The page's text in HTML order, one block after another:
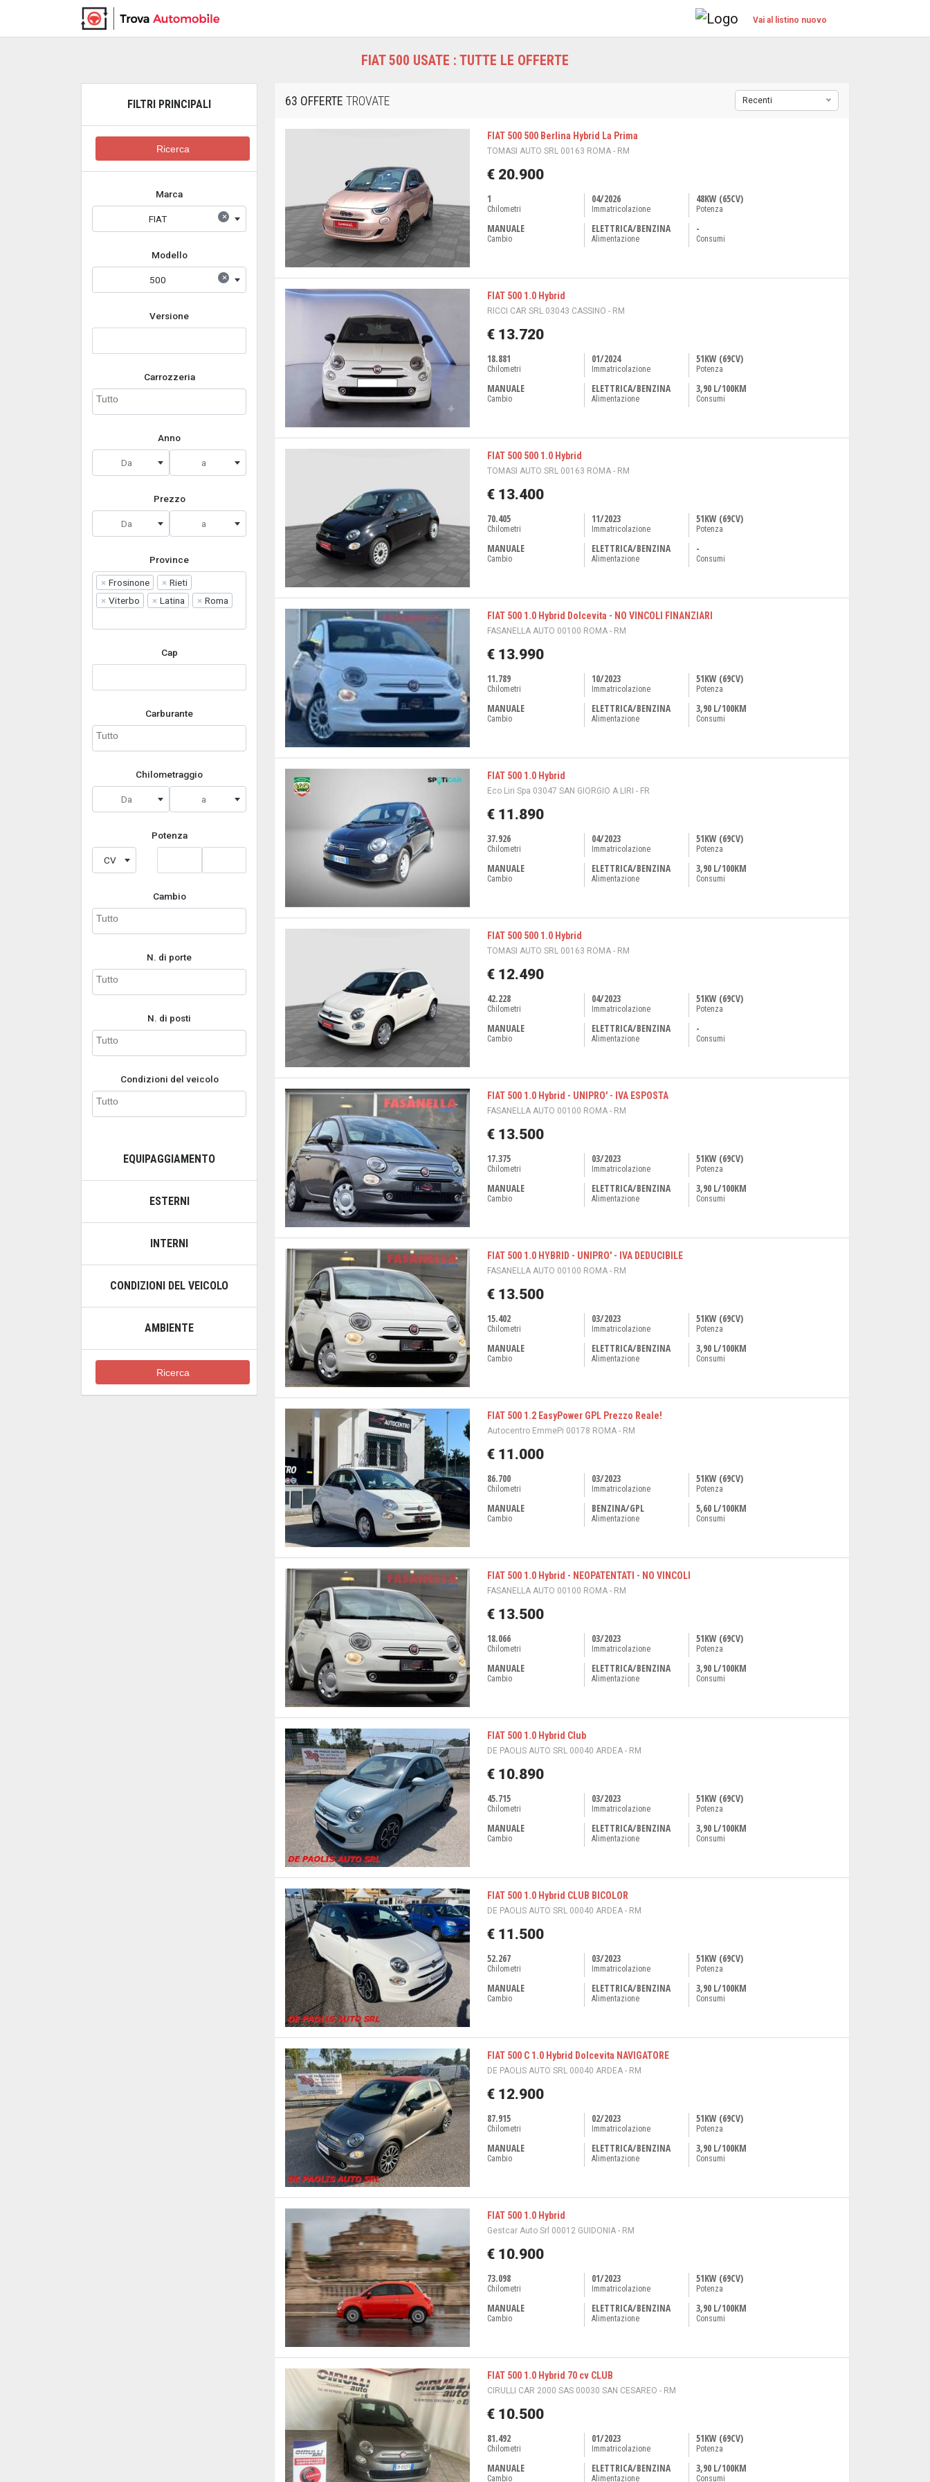
Vai al listino nuovo
FIAT 500 USATE : TUTTE LE OFFERTE
FILTRI PRINCIPALI
Ricerca
Marca
×
FIAT
Modello
×
500
Versione
Carrozzeria
Anno
Da a
Prezzo
Da a
Province
× Frosinone × Rieti
× Viterbo × Latina × Roma
Cap
Carburante
Chilometraggio
Da a
Potenza
CV
Cambio
N. di porte
N. di posti
Condizioni del veicolo
EQUIPAGGIAMENTO
ESTERNI
INTERNI
CONDIZIONI DEL VEICOLO
AMBIENTE
Ricerca
63 OFFERTE TROVATE Recenti
FIAT 500 500 Berlina Hybrid La Prima
TOMASI AUTO SRL 00163 ROMA - RM
€ 20.900
1
Chilometri
04/2026
Immatricolazione
48KW (65CV)
Potenza
MANUALE
Cambio
ELETTRICA/BENZINA
Alimentazione
-
Consumi
FIAT 500 1.0 Hybrid
RICCI CAR SRL 03043 CASSINO - RM
€ 13.720
18.881
Chilometri
01/2024
Immatricolazione
51KW (69CV)
Potenza
MANUALE
Cambio
ELETTRICA/BENZINA
Alimentazione
3,90 L/100KM
Consumi
FIAT 500 500 1.0 Hybrid
TOMASI AUTO SRL 00163 ROMA - RM
€ 13.400
70.405
Chilometri
11/2023
Immatricolazione
51KW (69CV)
Potenza
MANUALE
Cambio
ELETTRICA/BENZINA
Alimentazione
-
Consumi
FIAT 500 1.0 Hybrid Dolcevita - NO VINCOLI FINANZIARI
FASANELLA AUTO 00100 ROMA - RM
€ 13.990
11.789
Chilometri
10/2023
Immatricolazione
51KW (69CV)
Potenza
MANUALE
Cambio
ELETTRICA/BENZINA
Alimentazione
3,90 L/100KM
Consumi
FIAT 500 1.0 Hybrid
Eco Liri Spa 03047 SAN GIORGIO A LIRI - FR
€ 11.890
37.926
Chilometri
04/2023
Immatricolazione
51KW (69CV)
Potenza
MANUALE
Cambio
ELETTRICA/BENZINA
Alimentazione
3,90 L/100KM
Consumi
FIAT 500 500 1.0 Hybrid
TOMASI AUTO SRL 00163 ROMA - RM
€ 12.490
42.228
Chilometri
04/2023
Immatricolazione
51KW (69CV)
Potenza
MANUALE
Cambio
ELETTRICA/BENZINA
Alimentazione
-
Consumi
FIAT 500 1.0 Hybrid - UNIPRO' - IVA ESPOSTA
FASANELLA AUTO 00100 ROMA - RM
€ 13.500
17.375
Chilometri
03/2023
Immatricolazione
51KW (69CV)
Potenza
MANUALE
Cambio
ELETTRICA/BENZINA
Alimentazione
3,90 L/100KM
Consumi
FIAT 500 1.0 HYBRID - UNIPRO' - IVA DEDUCIBILE
FASANELLA AUTO 00100 ROMA - RM
€ 13.500
15.402
Chilometri
03/2023
Immatricolazione
51KW (69CV)
Potenza
MANUALE
Cambio
ELETTRICA/BENZINA
Alimentazione
3,90 L/100KM
Consumi
FIAT 500 1.2 EasyPower GPL Prezzo Reale!
Autocentro EmmePi 00178 ROMA - RM
€ 11.000
86.700
Chilometri
03/2023
Immatricolazione
51KW (69CV)
Potenza
MANUALE
Cambio
BENZINA/GPL
Alimentazione
5,60 L/100KM
Consumi
FIAT 500 1.0 Hybrid - NEOPATENTATI - NO VINCOLI
FASANELLA AUTO 00100 ROMA - RM
€ 13.500
18.066
Chilometri
03/2023
Immatricolazione
51KW (69CV)
Potenza
MANUALE
Cambio
ELETTRICA/BENZINA
Alimentazione
3,90 L/100KM
Consumi
FIAT 500 1.0 Hybrid Club
DE PAOLIS AUTO SRL 00040 ARDEA - RM
€ 10.890
45.715
Chilometri
03/2023
Immatricolazione
51KW (69CV)
Potenza
MANUALE
Cambio
ELETTRICA/BENZINA
Alimentazione
3,90 L/100KM
Consumi
FIAT 500 1.0 Hybrid CLUB BICOLOR
DE PAOLIS AUTO SRL 00040 ARDEA - RM
€ 11.500
52.267
Chilometri
03/2023
Immatricolazione
51KW (69CV)
Potenza
MANUALE
Cambio
ELETTRICA/BENZINA
Alimentazione
3,90 L/100KM
Consumi
FIAT 500 C 1.0 Hybrid Dolcevita NAVIGATORE
DE PAOLIS AUTO SRL 00040 ARDEA - RM
€ 12.900
87.915
Chilometri
02/2023
Immatricolazione
51KW (69CV)
Potenza
MANUALE
Cambio
ELETTRICA/BENZINA
Alimentazione
3,90 L/100KM
Consumi
FIAT 500 1.0 Hybrid
Gestcar Auto Srl 00012 GUIDONIA - RM
€ 10.900
73.098
Chilometri
01/2023
Immatricolazione
51KW (69CV)
Potenza
MANUALE
Cambio
ELETTRICA/BENZINA
Alimentazione
3,90 L/100KM
Consumi
FIAT 500 1.0 Hybrid 70 cv CLUB
CIRULLI CAR 2000 SAS 00030 SAN CESAREO - RM
€ 10.500
81.492
Chilometri
01/2023
Immatricolazione
51KW (69CV)
Potenza
MANUALE
Cambio
ELETTRICA/BENZINA
Alimentazione
3,90 L/100KM
Consumi